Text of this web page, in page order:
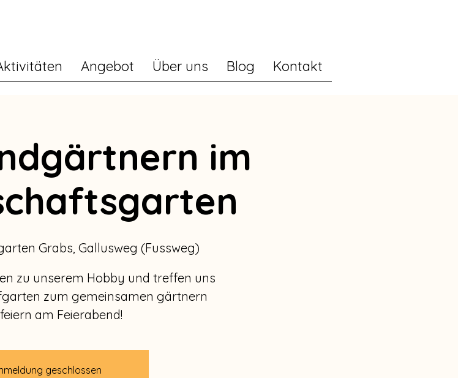
Angebot Über uns Blog Kontakt
im
Grabs, Gallusweg (Fussweg)
zu unserem Hobby und treffen uns
zum gemeinsamen gärtnern
am Feierabend!
geschlossen